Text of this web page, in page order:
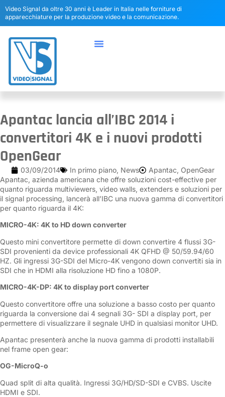
Video Signal da oltre 30 anni è Leader in Italia nelle forniture di
apparecchiature per la produzione video e la comunicazione.
Apantac lancia all’IBC 2014 i
convertitori 4K e i nuovi prodotti
OpenGear
03/09/2014 In primo piano, News Apantac, OpenGear
Apantac, azienda americana che offre soluzioni cost-effective per
quanto riguarda multiviewers, video walls, extenders e soluzioni per
il signal processing, lancerà all’IBC una nuova gamma di convertitori
per quanto riguarda il 4K:
MICRO-4K: 4K to HD down converter
Questo mini convertitore permette di down convertire 4 flussi 3G-
SDI provenienti da device professionali 4K QFHD @ 50/59.94/60
HZ. Gli ingressi 3G-SDI del Micro-4K vengono down convertiti sia in
SDI che in HDMI alla risoluzione HD fino a 1080P.
MICRO-4K-DP: 4K to display port converter
Questo convertitore offre una soluzione a basso costo per quanto
riguarda la conversione dai 4 segnali 3G- SDI a display port, per
permettere di visualizzare il segnale UHD in qualsiasi monitor UHD.
Apantac presenterà anche la nuova gamma di prodotti installabili
nel frame open gear:
OG-MicroQ-o
Quad split di alta qualità. Ingressi 3G/HD/SD-SDI e CVBS. Uscite
HDMI e SDI.